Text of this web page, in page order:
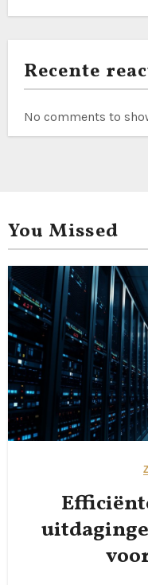
Recente
No comments to
You Missed